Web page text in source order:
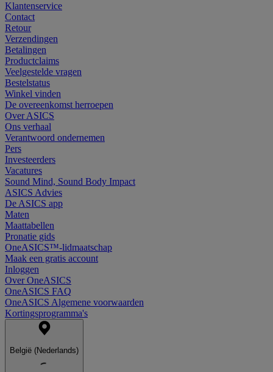
Klantenservice
Contact
Retour
Verzendingen
Betalingen
Productclaims
Veelgestelde vragen
Bestelstatus
Winkel vinden
De overeenkomst herroepen
Over ASICS
Ons verhaal
Verantwoord ondernemen
Pers
Investeerders
Vacatures
Sound Mind, Sound Body Impact
ASICS Advies
De ASICS app
Maten
Maattabellen
Pronatie gids
OneASICS™-lidmaatschap
Maak een gratis account
Inloggen
Over OneASICS
OneASICS FAQ
OneASICS Algemene voorwaarden
Kortingsprogramma's
België (Nederlands)